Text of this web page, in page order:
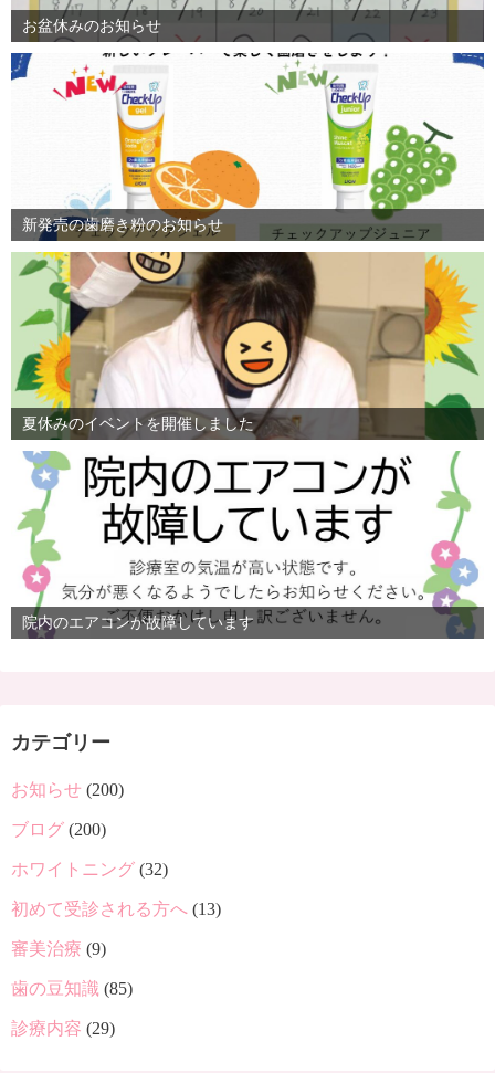
お盆休みのお知らせ
新発売の歯磨き粉のお知らせ
夏休みのイベントを開催しました
院内のエアコンが故障しています
カテゴリー
お知らせ (200)
ブログ (200)
ホワイトニング (32)
初めて受診される方へ (13)
審美治療 (9)
歯の豆知識 (85)
診療内容 (29)